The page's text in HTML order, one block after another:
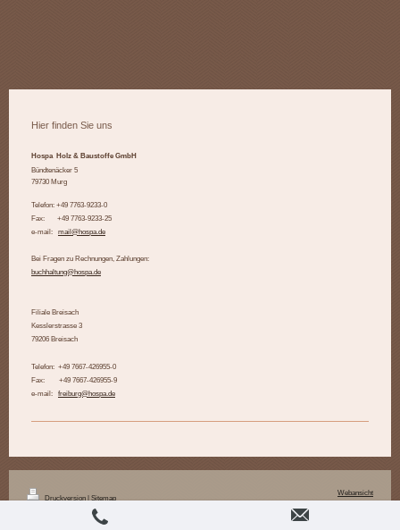
Hier finden Sie uns
Hospa Holz & Baustoffe GmbH
Bündtenäcker 5
79730 Murg
Telefon: +49 7763-9233-0
Fax: +49 7763-9233-25
e-mail: mail@hospa.de
Bei Fragen zu Rechnungen, Zahlungen:
buchhaltung@hospa.de
Filiale Breisach
Kesslerstrasse 3
79206 Breisach
Telefon: +49 7667-426955-0
Fax: +49 7667-426955-9
e-mail: freiburg@hospa.de
Druckversion | Sitemap
Webansicht